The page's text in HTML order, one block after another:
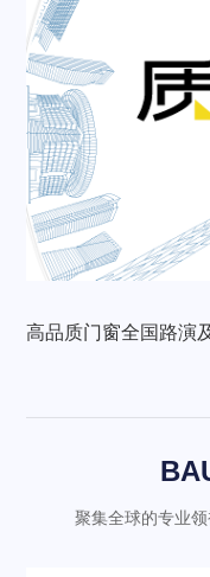
高品质门窗全国路演
聚集全球的专业